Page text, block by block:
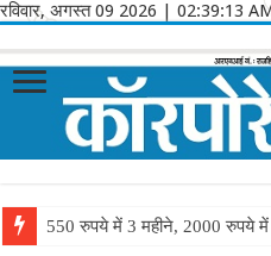
रविवार, अगस्त 09 2026 | 02:39:13
550 रुपये में 3 महीने, 2000 रुपये में